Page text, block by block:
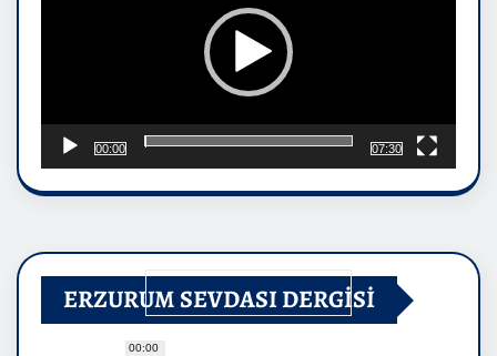
00:00
00:00
07:30
ERZURUM SEVDASI DERGİSİ